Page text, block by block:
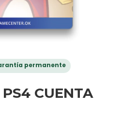
permanente
CUENTA